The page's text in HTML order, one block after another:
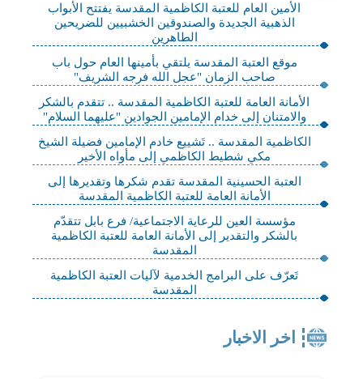
الأمين العام للعتبة الكاظمية المقدسة يفتتح الأبواب
الذهبية الجديدة والصندوقين الخشبيين للضريحين
الطاهرين
موقع العتبة المقدسة يلتقي بأمينها العام حول باب
صاحب الزمان "عجل الله فرجه الشريف"
الأمانة العامة للعتبة الكاظمية المقدسة .. تتقدم بالشكر
والامتنان إلى خدام الإمامين الجوادين "عليهما السلام"
الكاظمية المقدسة .. تَشييع خادم الإمامين فضيلة الشيخ
مكي شطيط الكاظمي إلى مأواه الأخير
العتبة الحسينية المقدسة تقدم شكرها وتقديرها إلى
الأمانة العامة للعتبة الكاظمية المقدسة
مؤسسة العين للرعاية الاجتماعية/ فرع بابل تتقدّم
بالشكر والتقدير إلى الأمانة العامة للعتبة الكاظمية
المقدسة
تَعرّف على البرامج الخدمية لآليات العتبة الكاظمية
المقدسة
اخر الاخبار